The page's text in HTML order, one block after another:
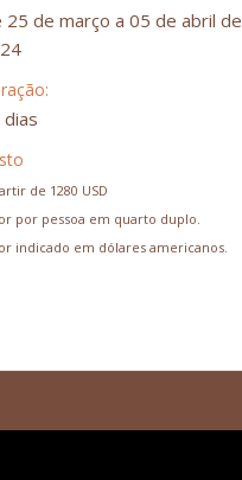
25 de março a 05 de abril de
dias
de 1280 USD
por pessoa em quarto duplo.
indicado em dólares americanos.